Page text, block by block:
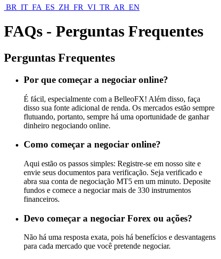
BR IT FA ES ZH FR VI TR AR EN
FAQs - Perguntas Frequentes
Perguntas Frequentes
Por que começar a negociar online?
É fácil, especialmente com a BelleoFX! Além disso, faça
disso sua fonte adicional de renda. Os mercados estão sempre
flutuando, portanto, sempre há uma oportunidade de ganhar
dinheiro negociando online.
Como começar a negociar online?
Aqui estão os passos simples: Registre-se em nosso site e
envie seus documentos para verificação. Seja verificado e
abra sua conta de negociação MT5 em um minuto. Deposite
fundos e comece a negociar mais de 330 instrumentos
financeiros.
Devo começar a negociar Forex ou ações?
Não há uma resposta exata, pois há benefícios e desvantagens
para cada mercado que você pretende negociar.